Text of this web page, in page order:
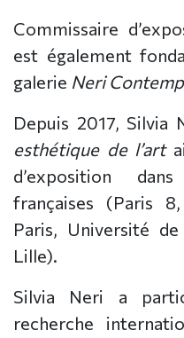
Commissaire
est également
galerie Neri
Depuis 2017, Silvia
esthétique de l’art
d’exposition
françaises (Paris
Paris, Université
Lille).
Silvia Neri a
recherche